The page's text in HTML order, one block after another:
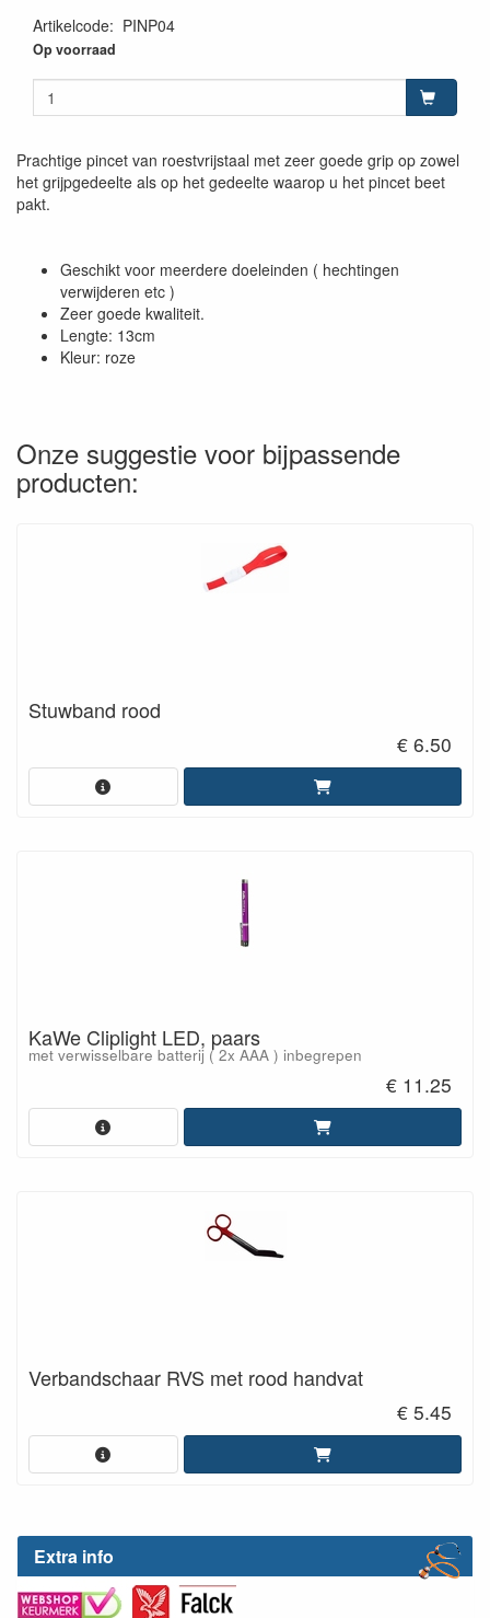
Extra info
Artikelcode: PINP04
Op voorraad
Prachtige pincet van roestvrijstaal met zeer goede grip op zowel
het grijpgedeelte als op het gedeelte waarop u het pincet beet
pakt.
Geschikt voor meerdere doeleinden ( hechtingen
verwijderen etc )
Zeer goede kwaliteit.
Lengte: 13cm
Kleur: roze
Onze suggestie voor bijpassende
producten:
Stuwband rood
€ 6.50
KaWe Cliplight LED, paars
met verwisselbare batterij ( 2x AAA ) inbegrepen
€ 11.25
Verbandschaar RVS met rood handvat
€ 5.45